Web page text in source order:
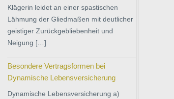
Klägerin leidet an einer spastischen
Lähmung der Gliedmaßen mit deutlicher
geistiger Zurückgebliebenheit und
Neigung […]
Besondere Vertragsformen bei
Dynamische Lebensversicherung
Dynamische Lebensversicherung a)